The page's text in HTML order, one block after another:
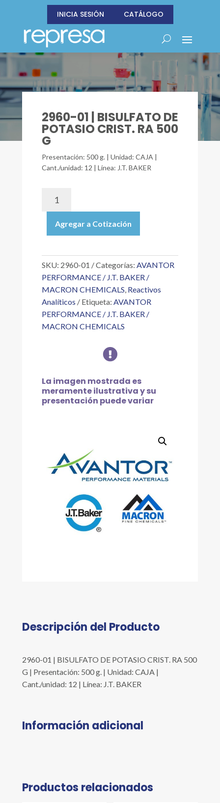
INICIA SESIÓN CATÁLOGO
2960-01 | BISULFATO DE
POTASIO CRIST. RA 500
G
Presentación: 500 g. | Unidad: CAJA |
Cant./unidad: 12 | Línea: J.T. BAKER
BISULFATO
DE
CRIST.
500
G
cantidad
Agregar a Cotización
SKU: 2960-01 Categorías: AVANTOR
PERFORMANCE / J.T. BAKER /
MACRON CHEMICALS, Reactivos
Analíticos
Etiqueta: AVANTOR
PERFORMANCE / J.T. BAKER /
MACRON CHEMICALS

La imagen mostrada es
meramente ilustrativa y su
presentación puede variar
Descripción del Producto
2960-01 | BISULFATO DE POTASIO CRIST. RA 500
G | Presentación: 500 g. | Unidad: CAJA |
Cant./unidad: 12 | Línea: J.T. BAKER
Información adicional
Productos relacionados